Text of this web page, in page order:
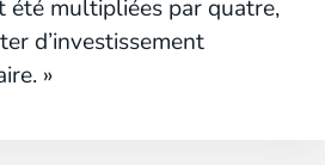
été multipliées par quatre,
d’investissement
»